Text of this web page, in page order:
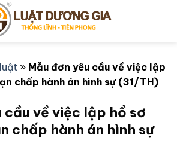
» Mẫu đơn yêu cầu về việc lập
chấp hành án hình sự (31/TH)
cầu về việc lập hồ sơ
chấp hành án hình sự